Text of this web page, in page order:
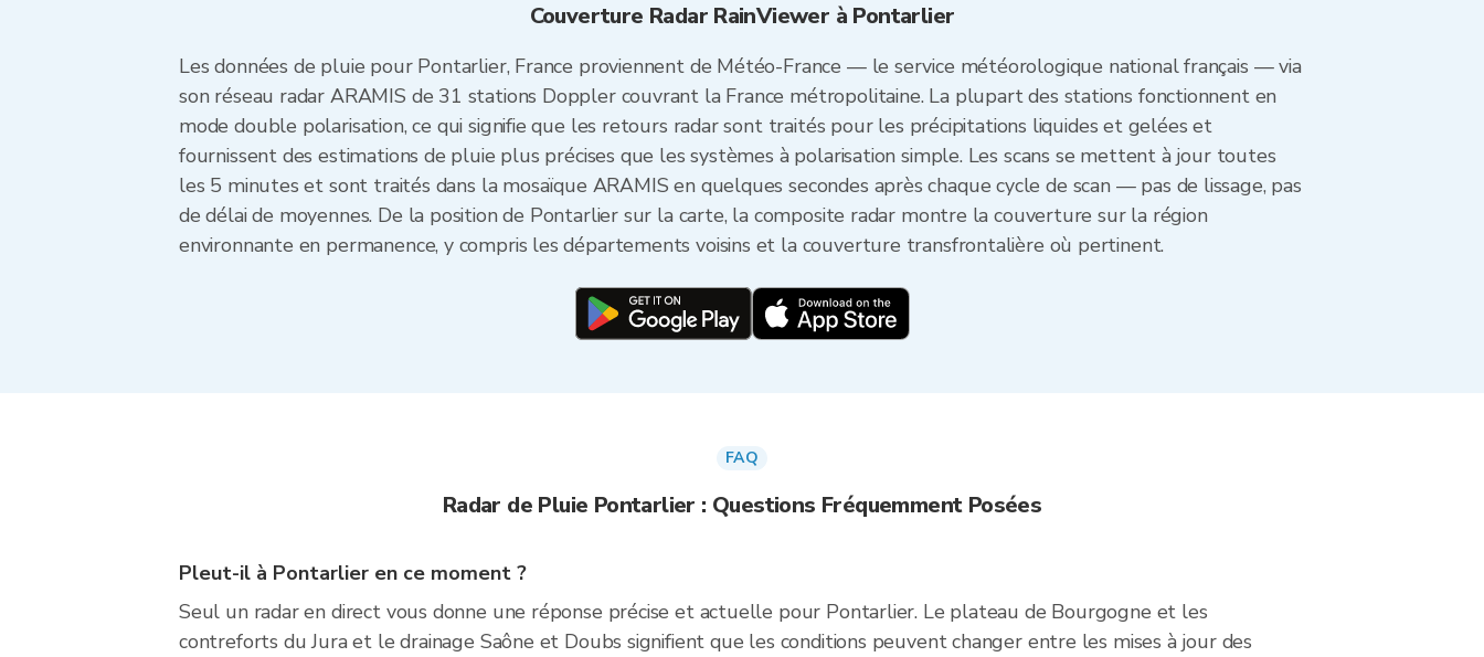
Couverture Radar RainViewer à Pontarlier
Les données de pluie pour Pontarlier, France proviennent de Météo-France — le service météorologique national français — via
son réseau radar ARAMIS de 31 stations Doppler couvrant la France métropolitaine. La plupart des stations fonctionnent en
mode double polarisation, ce qui signifie que les retours radar sont traités pour les précipitations liquides et gelées et
fournissent des estimations de pluie plus précises que les systèmes à polarisation simple. Les scans se mettent à jour toutes
les 5 minutes et sont traités dans la mosaïque ARAMIS en quelques secondes après chaque cycle de scan — pas de lissage, pas
de délai de moyennes. De la position de Pontarlier sur la carte, la composite radar montre la couverture sur la région
environnante en permanence, y compris les départements voisins et la couverture transfrontalière où pertinent.
FAQ
Radar de Pluie Pontarlier : Questions Fréquemment Posées
Pleut-il à Pontarlier en ce moment ?
Seul un radar en direct vous donne une réponse précise et actuelle pour Pontarlier. Le plateau de Bourgogne et les
contreforts du Jura et le drainage Saône et Doubs signifient que les conditions peuvent changer entre les mises à jour des